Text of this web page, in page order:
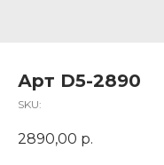
Арт D5-2890
SKU:
2890,00 р.